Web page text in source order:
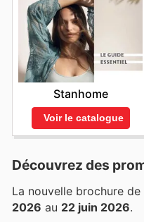
Stanhome
Voir le catalogue
Découvrez des
La nouvelle brochure de
2026 au 22 juin 2026.